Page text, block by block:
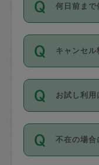
時間も被
社員など
登録して
日本語も
ールに記
を依頼し
確認して
ング動画
現場トラ
ジさんが
※テストセ
参考
【
を通して
適用され
です。作
をさせた
す。
写真を撮
何日前まで
ご依頼は
以降）の
す。
タスカジ
可能です
キャンセル
キャンセ
す。
1. 直前キ
共通）
お試し利用
「お試し
せんが、
とによっ
不在の場合